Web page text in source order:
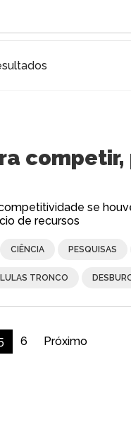
competir,
se
de recursos
CIÊNCIA PESQUISAS
TRONCO
6 Próximo